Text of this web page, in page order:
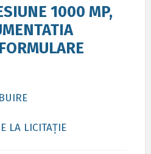
1000 MP,
LA LICITAȚIE